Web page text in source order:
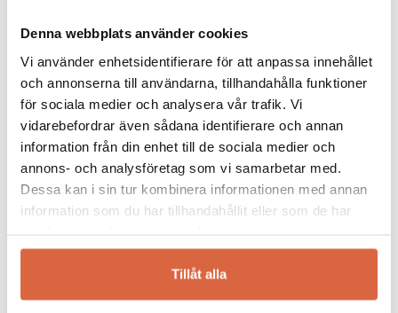
Denna webbplats använder cookies
Vi använder enhetsidentifierare för att anpassa innehållet
och annonserna till användarna, tillhandahålla funktioner
för sociala medier och analysera vår trafik. Vi
vidarebefordrar även sådana identifierare och annan
information från din enhet till de sociala medier och
annons- och analysföretag som vi samarbetar med.
Dessa kan i sin tur kombinera informationen med annan
information som du har tillhandahållit eller som de har
Tillåt alla
men inte heller de billigaste på marknaden.
möbel från Burhéns, men kvaliteten tummas
aldrig på. De värnar om känslan att våga leva
med sina möbler, att de blir en naturlig del av
rummet och användas så mycket som möjligt.
Soffor och fåtöljer att koppla av i efter en lång
arbetsdag, eller en plats där man umgås en
kväll med vänner.
anställda fördelat på två olika fabriker i Polen,
inklusive deras snickerifabrik.